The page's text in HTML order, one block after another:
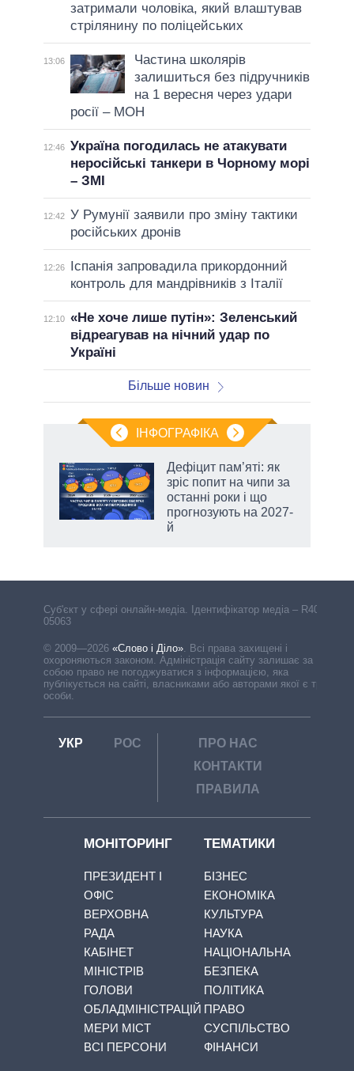
затримали чоловіка, який влаштував
стрілянину по поліцейських
13:06
Частина школярів
залишиться без підручників
на 1 вересня через удари
росії – МОН
12:46 Україна погодилась не атакувати
неросійські танкери в Чорному морі
– ЗМІ
12:42 У Румунії заявили про зміну тактики
російських дронів
12:26
Іспанія запровадила прикордонний
контроль для мандрівників з Італії
12:10 «Не хоче лише путін»: Зеленський
відреагував на нічний удар по
Україні
Більше новин
ІНФОГРАФІКА
Дефіцит пам’яті: як
зріс попит на чипи за
останні роки і що
прогнозують на 2027-
й
Cуб'єкт у сфері онлайн-медіа. Ідентифікатор медіа – R40-
05063
© 2009—2026 «Слово і Діло». Всі права захищені і
охороняються законом. Адміністрація сайту залишає за
собою право не погоджуватися з інформацією, яка
публікується на сайті, власниками або авторами якої є треті
особи.
УКР РОС
ПРО НАС
КОНТАКТИ
ПРАВИЛА
МОНІТОРИНГ
ПРЕЗИДЕНТ І
ОФІС
ВЕРХОВНА
РАДА
КАБІНЕТ
МІНІСТРІВ
ГОЛОВИ
ОБЛАДМІНІСТРАЦІЙ
МЕРИ МІСТ
ВСІ ПЕРСОНИ
ТЕМАТИКИ
БІЗНЕС
ЕКОНОМІКА
КУЛЬТУРА
НАУКА
НАЦІОНАЛЬНА
БЕЗПЕКА
ПОЛІТИКА
ПРАВО
СУСПІЛЬСТВО
ФІНАНСИ